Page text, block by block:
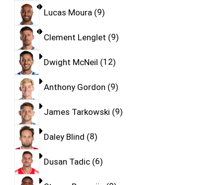
Lucas Moura 9
Clement Lenglet 9
Dwight McNeil 12
Anthony Gordon 9
James Tarkowski 9
Daley Blind 8
Dusan Tadic 6